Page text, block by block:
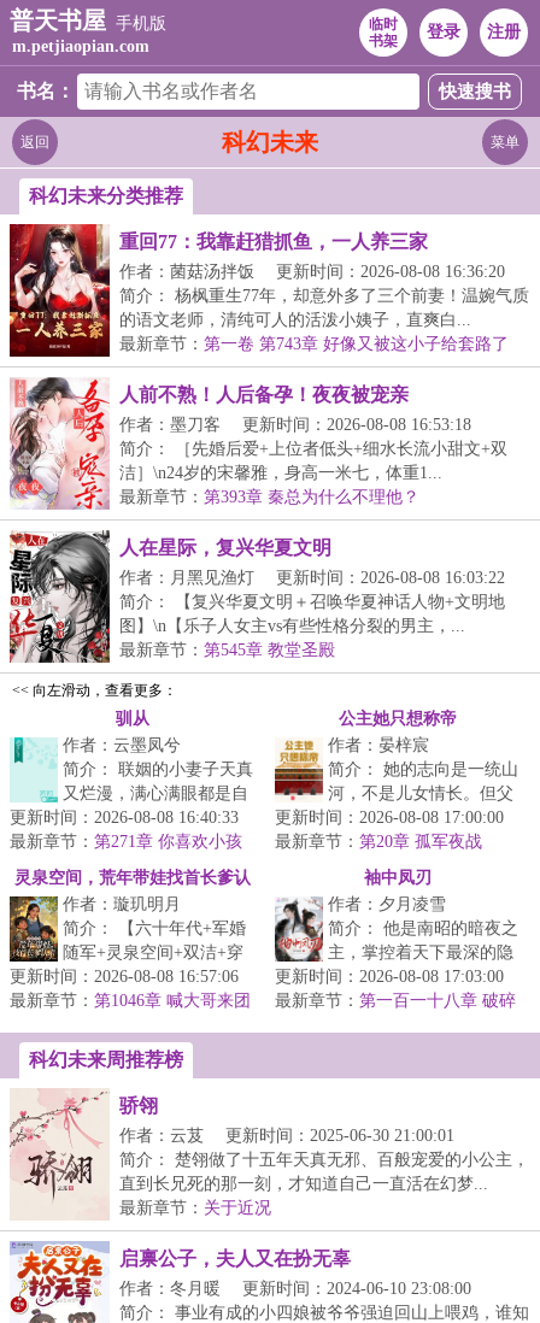
普天书屋 手机版
m.petjiaopian.com
临时
书架
登录 注册
书名：
科幻未来
返回 菜单
科幻未来分类推荐
重回77：我靠赶猎抓鱼，一人养三家
作者：菌菇汤拌饭
更新时间：2026-08-08 16:36:20
简介： 杨枫重生77年，却意外多了三个前妻！温婉气质
的语文老师，清纯可人的活泼小姨子，直爽白...
最新章节： 第一卷 第743章 好像又被这小子给套路了
人前不熟！人后备孕！夜夜被宠亲
作者：墨刀客
更新时间：2026-08-08 16:53:18
简介： ［先婚后爱+上位者低头+细水长流小甜文+双
洁］\n24岁的宋馨雅，身高一米七，体重1...
最新章节： 第393章 秦总为什么不理他？
人在星际，复兴华夏文明
作者：月黑见渔灯
更新时间：2026-08-08 16:03:22
简介： 【复兴华夏文明＋召唤华夏神话人物+文明地
图】\n【乐子人女主vs有些性格分裂的男主，...
最新章节： 第545章 教堂圣殿
<< 向左滑动，查看更多：
驯从
作者：云墨凤兮
简介： 联姻的小妻子天真
又烂漫，满心满眼都是自
己。分开时，霍灼给了不
少补偿，想用金钱来一刀
两...
更新时间：2026-08-08 16:40:33
最新章节： 第271章 你喜欢小孩
子吗
公主她只想称帝
作者：晏梓宸
简介： 她的志向是一统山
河，不是儿女情长。但父
皇留下的两个男人总在碍
事——明月般的驸马要她
更新时间：2026-08-08 17:00:00
最新章节： 第20章 孤军夜战
灵泉空间，荒年带娃找首长爹认
亲
作者：璇玑明月
简介： 【六十年代+军婚
随军+灵泉空间+双洁+穿
越重生逆袭+虐渣+先婚后
爱+变美变强+美食养...
更新时间：2026-08-08 16:57:06
最新章节： 第1046章 喊大哥来团
袖中凤刃
作者：夕月凌雪
简介： 他是南昭的暗夜之
主，掌控着天下最深的隐
秘。她是沧澜的烈血凤
凰，曾以赫赫战功名震四
更新时间：2026-08-08 17:03:00
最新章节： 第一百一十八章 破碎
科幻未来周推荐榜
骄翎
作者：云芨
更新时间：2025-06-30 21:00:01
简介： 楚翎做了十五年天真无邪、百般宠爱的小公主，
直到长兄死的那一刻，才知道自己一直活在幻梦...
最新章节： 关于近况
启禀公子，夫人又在扮无辜
作者：冬月暖
更新时间：2024-06-10 23:08:00
简介： 事业有成的小四娘被爷爷强迫回山上喂鸡，谁知